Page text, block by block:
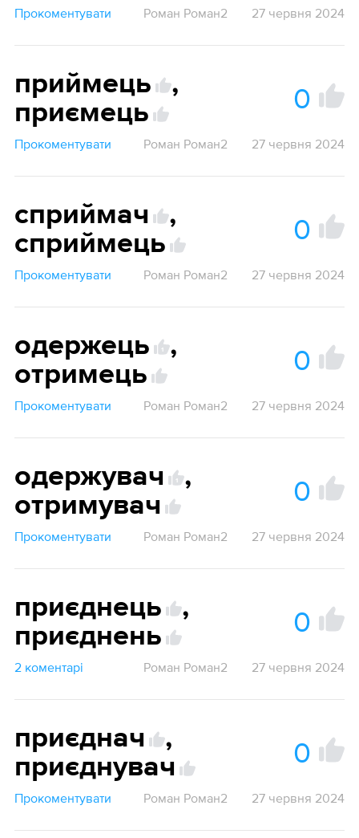
Прокоментувати Роман Роман2 27 червня 2024
приймець
,
приємець
0
Прокоментувати Роман Роман2 27 червня 2024
сприймач
,
сприймець
0
Прокоментувати Роман Роман2 27 червня 2024
одержець
,
отримець
0
Прокоментувати Роман Роман2 27 червня 2024
одержувач
,
отримувач
0
Прокоментувати Роман Роман2 27 червня 2024
приєднець
,
приєднень
0
2 коментарі Роман Роман2 27 червня 2024
приєднач
,
приєднувач
0
Прокоментувати Роман Роман2 27 червня 2024